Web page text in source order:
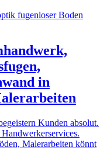
in
Kunden absolut.
Malerarbeiten könnt